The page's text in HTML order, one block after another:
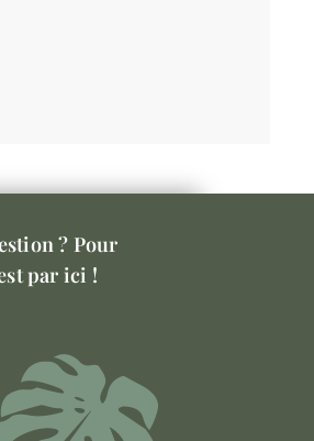
? Pour
par ici !